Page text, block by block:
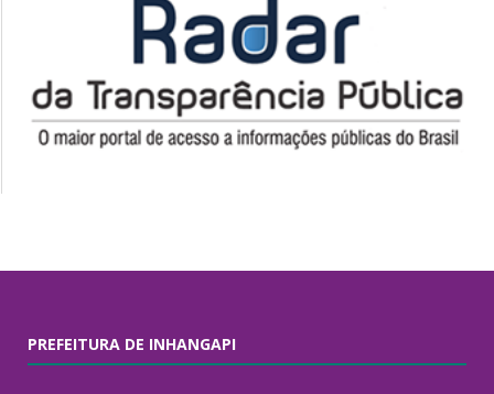
PREFEITURA DE INHANGAPI